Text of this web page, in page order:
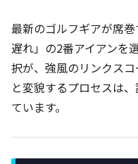
最新のゴルフギアが席
遅れ」の2番アイアン
択が、強風のリンクス
と変貌するプロセスは
ています。